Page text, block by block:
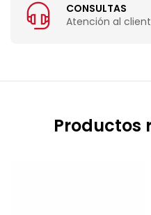
CONSULTAS
Atención al
Productos